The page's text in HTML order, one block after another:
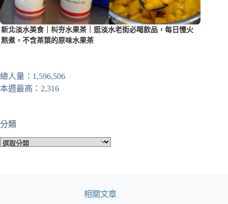
新北淡水美食｜朻夯水果茶｜逛淡水老街必喝飲品，每日慢火
熬煮，不含茶葉的原味水果茶
總人量：1,596,506
本週最高：2,316
分類
分
相關文章